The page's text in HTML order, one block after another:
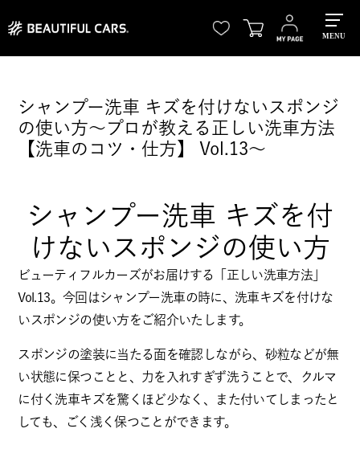
MENU
シャンプー洗車 キズを付けないスポンジ
の使い方～プロが教える正しい洗車方法
【洗車のコツ・仕方】 Vol.13～
シャンプー洗車 キズを付
けないスポンジの使い方
ビューティフルカーズがお届けする「正しい洗車方法」
Vol.13。今回はシャンプー洗車の時に、洗車キズを付けな
いスポンジの使い方をご紹介いたします。
スポンジの塗装に当たる面を確認しながら、砂粒などが無
い状態に保つことと、力を入れすぎず洗うことで、クルマ
に付く洗車キズを驚くほど少なく、また付いてしまったと
しても、ごく浅く保つことができます。